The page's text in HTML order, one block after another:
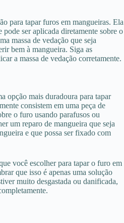
para tapar furos em mangueiras. Ela
ser aplicada diretamente sobre o
massa de vedação que seja
bem à mangueira. Siga as
a massa de vedação corretamente.
opção mais duradoura para tapar
consistem em uma peça de
o furo usando parafusos ou
um reparo de mangueira que seja
e que possa ser fixado com
você escolher para tapar o furo em
que isso é apenas uma solução
muito desgastada ou danificada,